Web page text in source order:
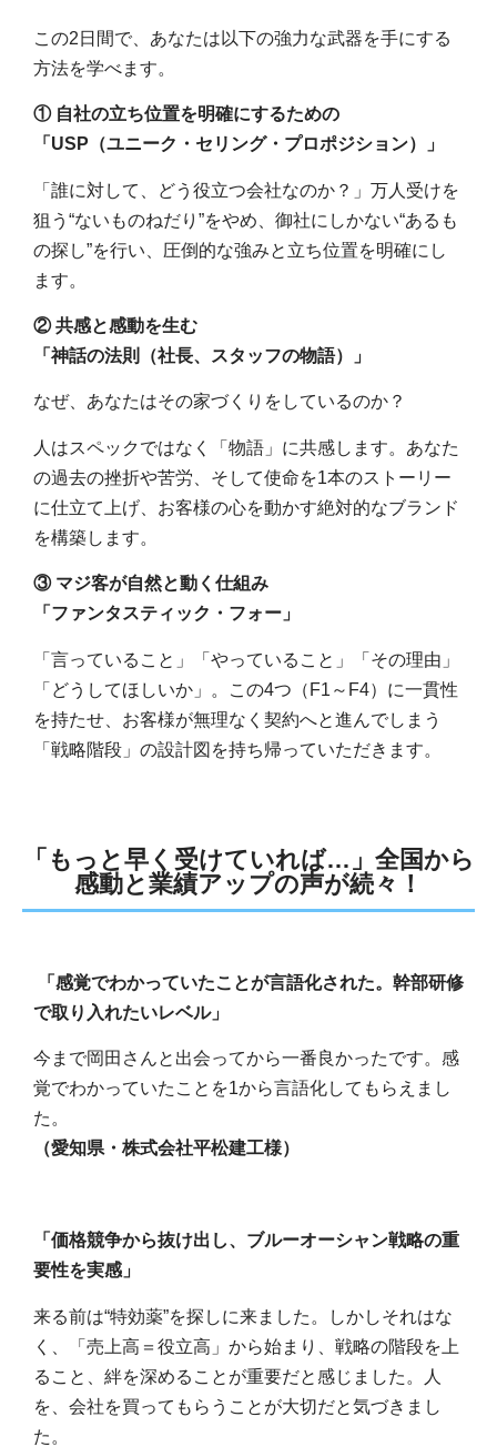
この2 日間で、あなたは以下の強力な武器を手にする
方法を学べます。
①自社の立ち位置を明確にするための
「 USP （ユニーク・セリング・プロポジション）」
「誰に対して、どう役立つ会社なのか？」万人受けを
狙う “ないものねだり ”をやめ、御社にしかない“あるも
の探し”を行い、圧倒的な強みと立ち位置を明確にし
ます。
②共感と感動を生む
「神話の法則（社長、スタッフの物語）」
なぜ、あなたはその家づくりをしているのか？
人はスペックではなく「物語」に共感します。あなた
の過去の挫折や苦労、そして使命を1本のストーリー
に仕立て上げ、お客様の心を動かす絶対的なブランド
を構築します。
③マジ客が自然と動く仕組み
「ファンタスティック・フォー」
「言っていること」「やっていること」「その理由」
「どうしてほしいか」。この4つ（ F1 ～ F4）に一貫性
を持たせ、お客様が無理なく契約へと進んでしまう
「戦略階段」の設計図を持ち帰っていただきます。
「もっと早く受けていれば…」全国から
感動と業績アップの声が続々！
「感覚でわかっていたことが言語化された。幹部研修
で取り入れたいレベル」
今まで岡田さんと出会ってから一番良かったです。感
覚でわかっていたことを1から言語化してもらえまし
た。
（愛知県・株式会社平松建工様）
「価格競争から抜け出し、ブルーオーシャン戦略の重
要性を実感」
来る前は“特効薬”を探しに来ました。しかしそれはな
く、「売上高＝役立高」から始まり、戦略の階段を上
ること、絆を深めることが重要だと感じました。人
を、会社を買ってもらうことが大切だと気づきまし
た。